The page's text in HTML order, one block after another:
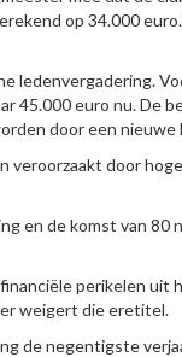
op 34.000
ledenvergadering.
45.000 euro nu. De
door een
veroorzaakt door
en de komst van 80
perikelen
weigert die eretitel.
de negentigste